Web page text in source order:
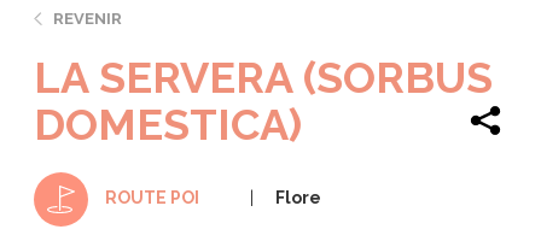
REVENIR
LA SERVERA (SORBUS
DOMESTICA)
ROUTE POI Flore